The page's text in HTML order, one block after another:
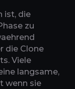
ist, die
zu
die Clone
Viele
langsame,
wenn sie